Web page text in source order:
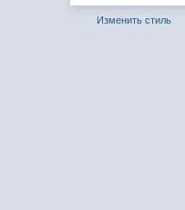
Изменить стиль